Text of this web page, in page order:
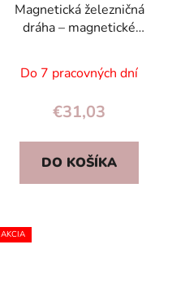
Magnetická železničná
dráha – magnetické
dielov, vláčik 3+
Do 7 pracovných dní
€31,03
DO KOŠÍKA
AKCIA